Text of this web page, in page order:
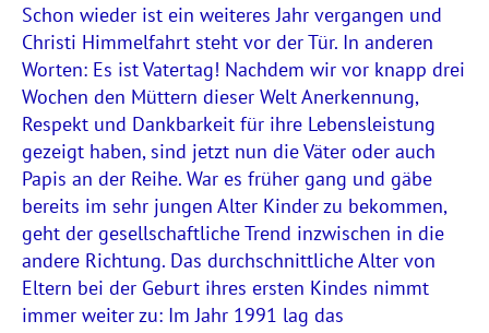
Schon wieder ist ein weiteres Jahr vergangen und
Christi Himmelfahrt steht vor der Tür. In anderen
Worten: Es ist Vatertag! Nachdem wir vor knapp drei
Wochen den Müttern dieser Welt Anerkennung,
Respekt und Dankbarkeit für ihre Lebensleistung
gezeigt haben, sind jetzt nun die Väter oder auch
Papis an der Reihe. War es früher gang und gäbe
bereits im sehr jungen Alter Kinder zu bekommen,
geht der gesellschaftliche Trend inzwischen in die
andere Richtung. Das durchschnittliche Alter von
Eltern bei der Geburt ihres ersten Kindes nimmt
immer weiter zu: Im Jahr 1991 lag das